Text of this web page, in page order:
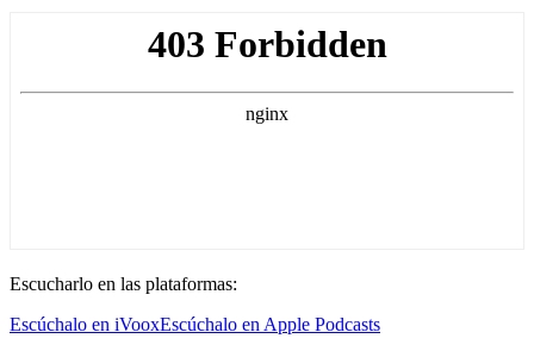
Escucharlo en las plataformas:
Escúchalo en iVooxEscúchalo en Apple Podcasts